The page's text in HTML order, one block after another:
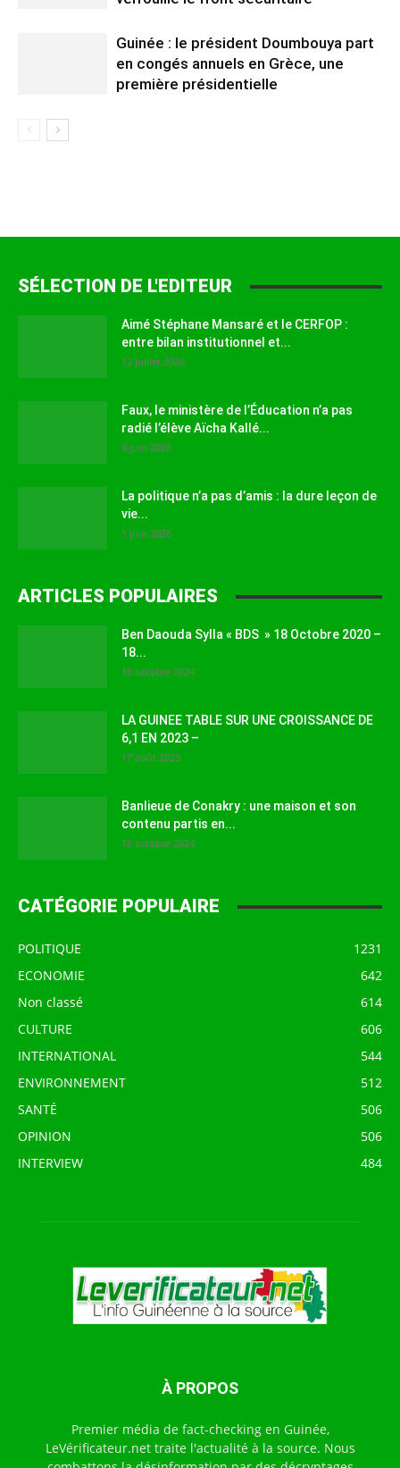
Guinée : le président Doumbouya part
en congés annuels en Grèce, une
première présidentielle
SÉLECTION DE L'EDITEUR
Aimé Stéphane Mansaré et le CERFOP :
entre bilan institutionnel et...
12 juillet 2026
Faux, le ministère de l’Éducation n’a pas
radié l’élève Aïcha Kallé...
9 juin 2026
La politique n’a pas d’amis : la dure leçon de
vie...
1 juin 2026
ARTICLES POPULAIRES
Ben Daouda Sylla « BDS » 18 Octobre 2020 –
18...
18 octobre 2024
LA GUINEE TABLE SUR UNE CROISSANCE DE
6,1 EN 2023 –
17 août 2023
Banlieue de Conakry : une maison et son
contenu partis en...
16 octobre 2024
CATÉGORIE POPULAIRE
POLITIQUE
1231
ECONOMIE
642
Non classé
614
CULTURE
606
INTERNATIONAL
544
ENVIRONNEMENT
512
SANTÉ
506
OPINION
506
INTERVIEW
484
À PROPOS
Premier média de fact-checking en Guinée,
LeVérificateur.net traite l'actualité à la source. Nous